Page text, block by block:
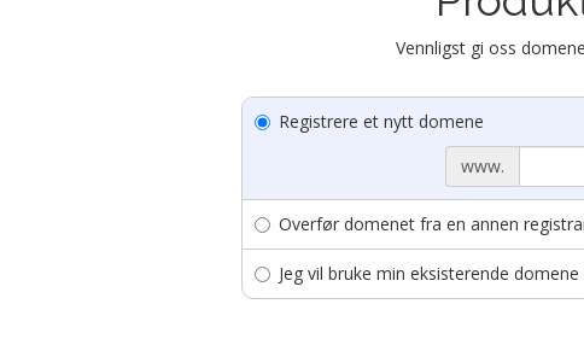
Vennligst gi oss
Registrere et nytt domene
www.
Overfør domenet fra en annen
Jeg vil bruke min eksisterende